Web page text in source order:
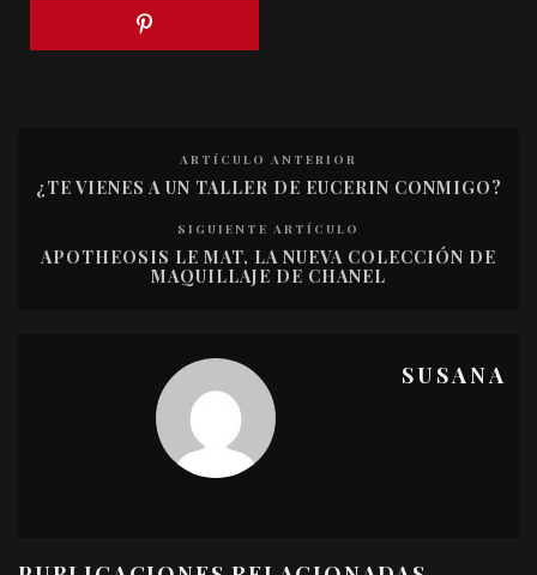
ARTÍCULO ANTERIOR
¿TE VIENES A UN TALLER DE EUCERIN CONMIGO?
SIGUIENTE ARTÍCULO
APOTHEOSIS LE MAT, LA NUEVA COLECCIÓN DE
MAQUILLAJE DE CHANEL
SUSANA